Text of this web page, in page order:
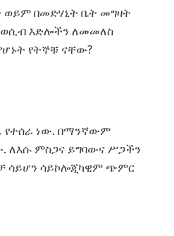
ወይም በመድሃኒት ቤት መግዛት
እድሎችን ለመመለስ
የትኞቹ ናቸው?
የተሰራ ነው. በማንኛውም
ለእሱ ምስጋና ይግባውና ሥጋችን
ሳይሆን ሳይኮሎጂካዊም ጭምር